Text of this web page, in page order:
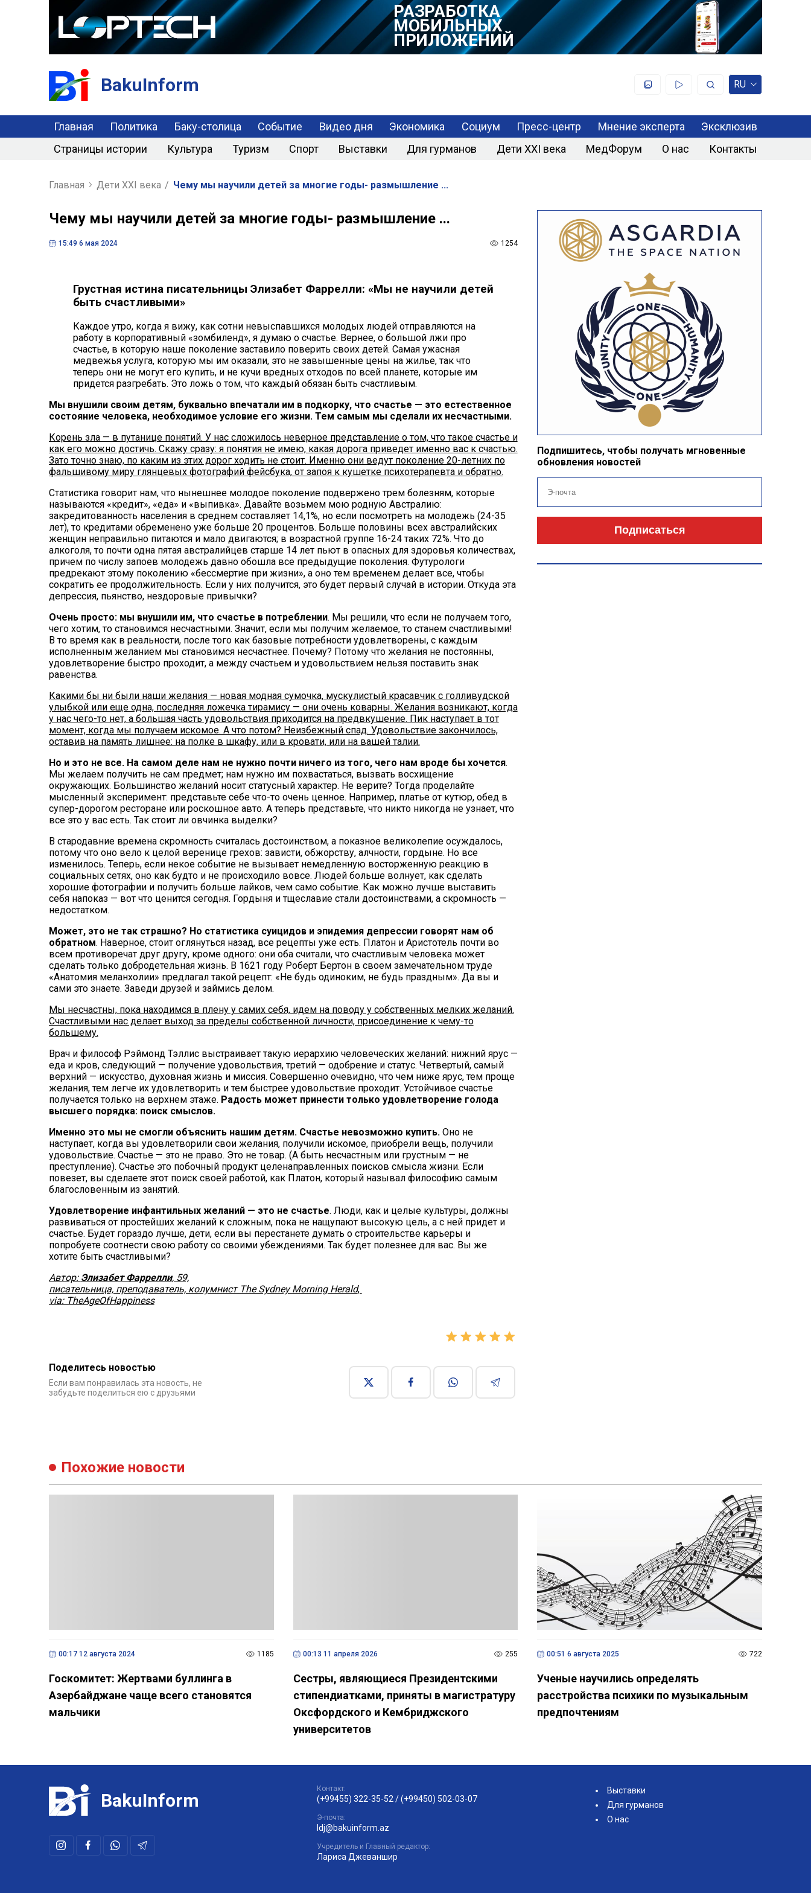
РАЗРАБОТКА
МОБИЛЬНЫХ
ПРИЛОЖЕНИЙ
BakuInform RU
Главная Политика Баку-столица Событие Видео дня Экономика Социум Пресс-центр Мнение эксперта
Эксклюзив
Страницы истории
Культура Туризм Спорт Выставки Для гурманов Дети XXI века МедФорум О нас Контакты
Главная Дети XXI века / Чему мы научили детей за многие годы- размышление ...
Чему мы научили детей за многие годы- размышление ...
15:49 6 мая 2024 1254
Грустная истина писательницы Элизабет Фаррелли: «Мы не научили детей
быть счастливыми»
Каждое утро, когда я вижу, как сотни невыспавшихся молодых людей отправляются на
работу в корпоративный «зомбиленд», я думаю о счастье. Вернее, о большой лжи про
счастье, в которую наше поколение заставило поверить своих детей. Самая ужасная
медвежья услуга, которую мы им оказали, это не завышенные цены на жилье, так что
теперь они не могут его купить, и не кучи вредных отходов по всей планете, которые им
придется разгребать. Это ложь о том, что каждый обязан быть счастливым.
Мы внушили своим детям, буквально впечатали им в подкорку, что счастье — это естественное
состояние человека, необходимое условие его жизни. Тем самым мы сделали их несчастными.
Корень зла — в путанице понятий. У нас сложилось неверное представление о том, что такое счастье и
как его можно достичь. Скажу сразу: я понятия не имею, какая дорога приведет именно вас к счастью.
Зато точно знаю, по каким из этих дорог ходить не стоит. Именно они ведут поколение 20-летних по
фальшивому миру глянцевых фотографий фейсбука, от запоя к кушетке психотерапевта и обратно.
Статистика говорит нам, что нынешнее молодое поколение подвержено трем болезням, которые
называются «кредит», «еда» и «выпивка». Давайте возьмем мою родную Австралию:
закредитованность населения в среднем составляет 14,1%, но если посмотреть на молодежь (24-35
лет), то кредитами обременено уже больше 20 процентов. Больше половины всех австралийских
женщин неправильно питаются и мало двигаются; в возрастной группе 16-24 таких 72%. Что до
алкоголя, то почти одна пятая австралийцев старше 14 лет пьют в опасных для здоровья количествах,
причем по числу запоев молодежь давно обошла все предыдущие поколения. Футурологи
предрекают этому поколению «бессмертие при жизни», а оно тем временем делает все, чтобы
сократить ее продолжительность. Если у них получится, это будет первый случай в истории. Откуда эта
депрессия, пьянство, нездоровые привычки?
Очень просто: мы внушили им, что счастье в потреблении. Мы решили, что если не получаем того,
чего хотим, то становимся несчастными. Значит, если мы получим желаемое, то станем счастливыми!
В то время как в реальности, после того как базовые потребности удовлетворены, с каждым
исполненным желанием мы становимся несчастнее. Почему? Потому что желания не постоянны,
удовлетворение быстро проходит, а между счастьем и удовольствием нельзя поставить знак
равенства.
Какими бы ни были наши желания — новая модная сумочка, мускулистый красавчик с голливудской
улыбкой или еще одна, последняя ложечка тирамису — они очень коварны. Желания возникают, когда
у нас чего-то нет, а большая часть удовольствия приходится на предвкушение. Пик наступает в тот
момент, когда мы получаем искомое. А что потом? Неизбежный спад. Удовольствие закончилось,
оставив на память лишнее: на полке в шкафу, или в кровати, или на вашей талии.
Но и это не все. На самом деле нам не нужно почти ничего из того, чего нам вроде бы хочется.
Мы желаем получить не сам предмет; нам нужно им похвастаться, вызвать восхищение
окружающих. Большинство желаний носит статусный характер. Не верите? Тогда проделайте
мысленный эксперимент: представьте себе что-то очень ценное. Например, платье от кутюр, обед в
супер-дорогом ресторане или роскошное авто. А теперь представьте, что никто никогда не узнает, что
все это у вас есть. Так стоит ли овчинка выделки?
В стародавние времена скромность считалась достоинством, а показное великолепие осуждалось,
потому что оно вело к целой веренице грехов: зависти, обжорству, алчности, гордыне. Но все
изменилось. Теперь, если некое событие не вызывает немедленную восторженную реакцию в
социальных сетях, оно как будто и не происходило вовсе. Людей больше волнует, как сделать
хорошие фотографии и получить больше лайков, чем само событие. Как можно лучше выставить
себя напоказ — вот что ценится сегодня. Гордыня и тщеславие стали достоинствами, а скромность —
недостатком.
Может, это не так страшно? Но статистика суицидов и эпидемия депрессии говорят нам об
обратном. Наверное, стоит оглянуться назад, все рецепты уже есть. Платон и Аристотель почти во
всем противоречат друг другу, кроме одного: они оба считали, что счастливым человека может
сделать только добродетельная жизнь. В 1621 году Роберт Бертон в своем замечательном труде
«Анатомия меланхолии» предлагал такой рецепт: «Не будь одиноким, не будь праздным». Да вы и
сами это знаете. Заведи друзей и займись делом.
Мы несчастны, пока находимся в плену у самих себя, идем на поводу у собственных мелких желаний.
Счастливыми нас делает выход за пределы собственной личности, присоединение к чему-то
большему.
Врач и философ Рэймонд Тэллис выстраивает такую иерархию человеческих желаний: нижний ярус —
еда и кров, следующий — получение удовольствия, третий — одобрение и статус. Четвертый, самый
верхний — искусство, духовная жизнь и миссия. Совершенно очевидно, что чем ниже ярус, тем проще
желания, тем легче их удовлетворить и тем быстрее удовольствие проходит. Устойчивое счастье
получается только на верхнем этаже. Радость может принести только удовлетворение голода
высшего порядка: поиск смыслов.
Именно это мы не смогли объяснить нашим детям. Счастье невозможно купить.Оно не
наступает, когда вы удовлетворили свои желания, получили искомое, приобрели вещь, получили
удовольствие. Счастье — это не право. Это не товар. (А быть несчастным или грустным — не
преступление). Счастье это побочный продукт целенаправленных поисков смысла жизни. Если
повезет, вы сделаете этот поиск своей работой, как Платон, который называл философию самым
благословенным из занятий.
Удовлетворение инфантильных желаний — это не счастье. Люди, как и целые культуры, должны
развиваться от простейших желаний к сложным, пока не нащупают высокую цель, а с ней придет и
счастье. Будет гораздо лучше, дети, если вы перестанете думать о строительстве карьеры и
попробуете соотнести свою работу со своими убеждениями. Так будет полезнее для вас. Вы же
хотите быть счастливыми?
Автор: Элизабет Фаррелли, 59,
писательница, преподаватель, колумнист The Sydney Morning Herald,
via: TheAgeOfHappiness
Поделитесь новостью
Если вам понравилась эта новость, не
забудьте поделиться ею с друзьями
Подпишитесь, чтобы получать мгновенные
обновления новостей
Подписаться
Похожие новости
00:17 12 августа 2024 1185
Госкомитет: Жертвами буллинга в
Азербайджане чаще всего становятся
мальчики
00:13 11 апреля 2026 255
Сестры, являющиеся Президентскими
стипендиатками, приняты в магистратуру
Оксфордского и Кембриджского
университетов
00:51 6 августа 2025 722
Ученые научились определять
расстройства психики по музыкальным
предпочтениям
BakuInform
Контакт:
(+99455) 322-35-52 /(+99450) 502-03-07
Э-почта:
ldj@bakuinform.az
Учредитель и Главный редактор:
Лариса Джеваншир
Выставки
Для гурманов
О нас